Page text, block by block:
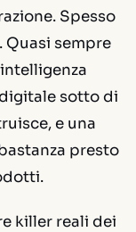
Spesso
Quasi sempre
sotto di
e una
presto
killer reali dei